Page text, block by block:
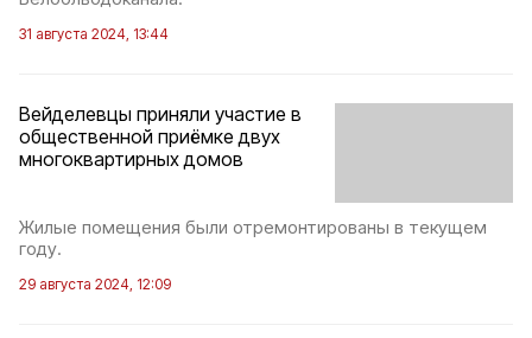
31 августа 2024, 13:44
Вейделевцы приняли участие в
общественной приёмке двух
многоквартирных домов
Жилые помещения были отремонтированы в текущем
году.
29 августа 2024, 12:09